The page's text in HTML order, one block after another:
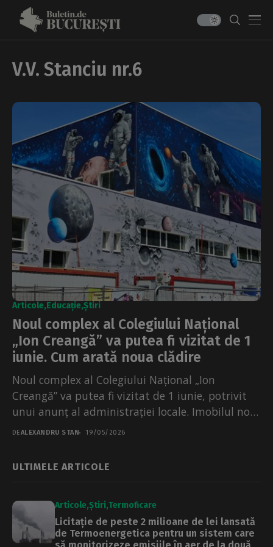
V.V. Stanciu nr.6
Articole Educație Știri
Noul complex al Colegiului Național
„Ion Creangă” va putea fi vizitat de 1
iunie. Cum arată noua clădire
Noul complex al Colegiului Național „Ion
Creangă” va putea fi vizitat de 1 iunie, potrivit
unui anunț al administrației locale. Imobilul nou
construit...
DEALEXANDRU STAN 19/05/2026
ULTIMELE ARTICOLE
Articole Știri Termoficare
Licitație de peste 2 milioane de lei lansată
de Termoenergetica pentru un sistem care